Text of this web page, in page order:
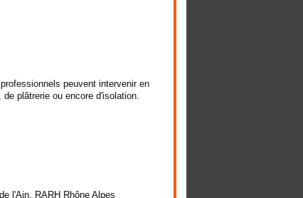
peuvent intervenir en
plâtrerie ou encore d'isolation.
l'Ain, RARH Rhône Alpes